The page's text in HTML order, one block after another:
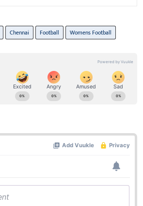
Chennai Football Womens Football